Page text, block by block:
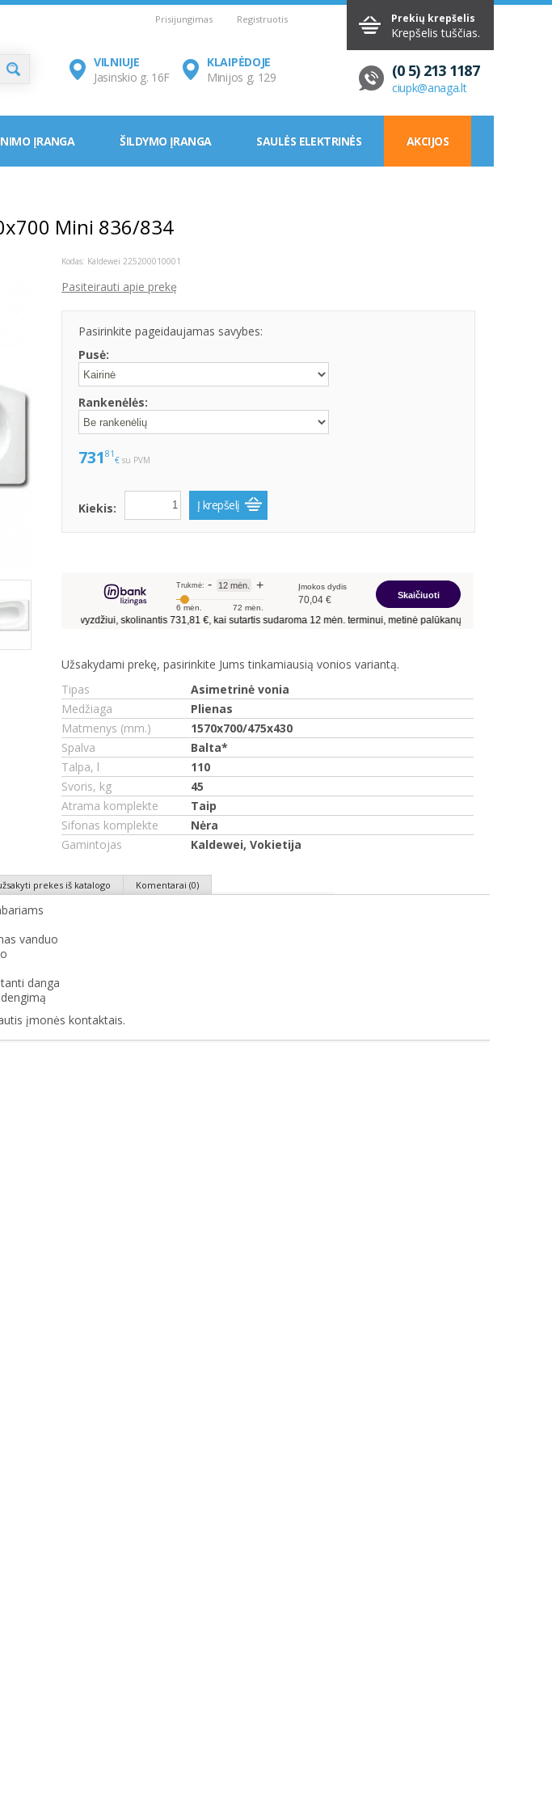
Registruotis
Prisijungimas Prekių krepšelis
Krepšelis tuščias.
VILNIUJE
Jasinskio g. 16F
KLAIPĖDOJE
Minijos g. 129
(0 5) 213 1187
ciupk@anaga.lt
ĮRANGA ŠILDYMO ĮRANGA SAULĖS ELEKTRINĖS AKCIJOS
Mini 836/834
Kodas: Kaldewei 225200010001
Pasiteirauti apie prekę
Pasirinkite pageidaujamas savybes:
Pusė:
Rankenėlės:
731 81
€ su PVM
Kiekis: Į krepšelį
Užsakydami prekę, pasirinkite Jums tinkamiausią vonios variantą.
Tipas
Asimetrinė vonia
Medžiaga
Plienas
Matmenys (mm.)
1570x700/475x430
Spalva
Balta*
Talpa, l
110
Svoris, kg
45
Atrama komplekte
Taip
Sifonas komplekte
Nėra
Gamintojas
Kaldewei, Vokietija
prekes iš katalogo Komentarai (0)
vanduo
danga
įmonės kontaktais.